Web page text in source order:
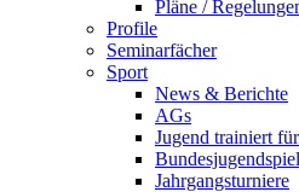
Pläne /
Profile
Seminarfächer
Sport
News & Berichte
AGs
Jugend trainiert
Jahrgangsturniere